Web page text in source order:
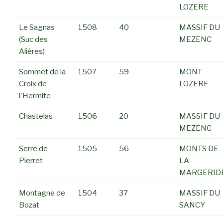
LOZERE
Le Sagnas
(Suc des
Alières)
1508 40
MASSIF DU
MEZENC
Sommet de la
Croix de
l'Hermite
1507 59
MONT
LOZERE
Chastelas 1506 20
MASSIF DU
MEZENC
Serre de
Pierret
1505 56
MONTS DE
LA
Montagne de
Bozat
1504 37
MASSIF DU
SANCY